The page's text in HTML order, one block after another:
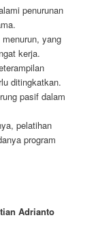
penurunan
yang
kerja.
ditingkatkan.
pasif dalam
pelatihan
program
Adrianto